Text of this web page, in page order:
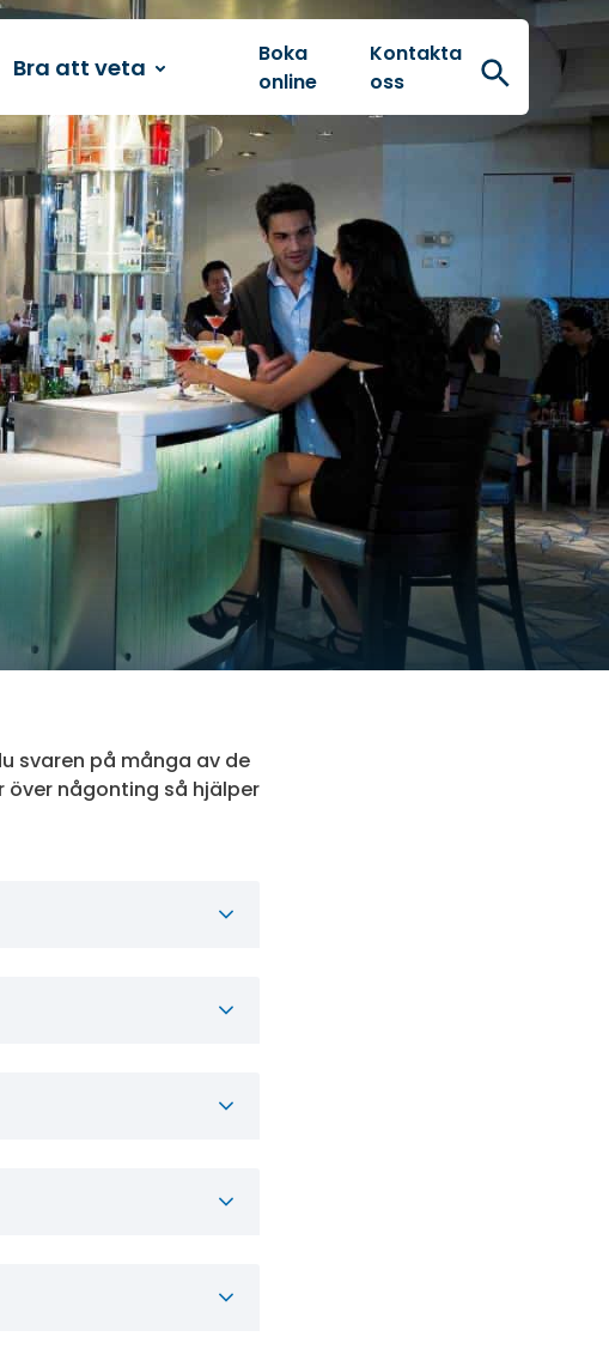
Bra att veta
Boka
online
Kontakta
oss
Sök
svaren på många av de
över någonting så hjälper